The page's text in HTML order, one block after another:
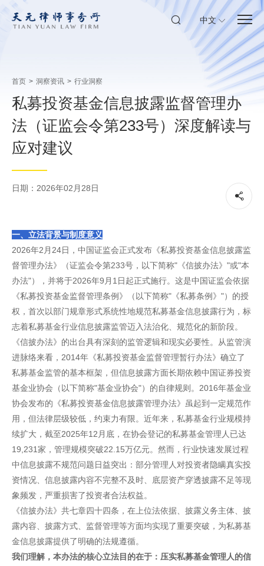
中文
首页 > 洞察资讯 > 行业洞察
私募投资基金信息披露监督管理办
法（证监会令第233号）深度解读与
应对建议
日期：2026年02月28日
一、立法背景与制度意义
2026年2月24日，中国证监会正式发布《私募投资基金信息披露监
督管理办法》（证监会令第233号，以下简称"《信披办法》"或"本
办法"），并将于2026年9月1日起正式施行。这是中国证监会依据
《私募投资基金监督管理条例》（以下简称"《私募条例》"）的授
权，首次以部门规章形式系统性地规范私募基金信息披露行为，标
志着私募基金行业信息披露监管迈入法治化、规范化的新阶段。
《信披办法》的出台具有深刻的监管逻辑和现实必要性。从监管演
进脉络来看，2014年《私募投资基金监督管理暂行办法》确立了
私募基金监管的基本框架，但信息披露方面长期依赖中国证券投资
基金业协会（以下简称"基金业协会"）的自律规则。2016年基金业
协会发布的《私募投资基金信息披露管理办法》虽起到一定规范作
用，但法律层级较低，约束力有限。近年来，私募基金行业规模持
续扩大，截至2025年12月底，在协会登记的私募基金管理人已达
19,231家，管理规模突破22.15万亿元。然而，行业快速发展过程
中信息披露不规范问题日益突出：部分管理人对投资者隐瞒真实投
资情况、信息披露内容不完整不及时、底层资产穿透披露不足等现
象频发，严重损害了投资者合法权益。
《信披办法》共七章四十四条，在上位法依据、披露义务主体、披
露内容、披露方式、监督管理等方面均实现了重要突破，为私募基
金信息披露提供了明确的法规遵循。
我们理解，本办法的核心立法目的在于：压实私募基金管理人的信